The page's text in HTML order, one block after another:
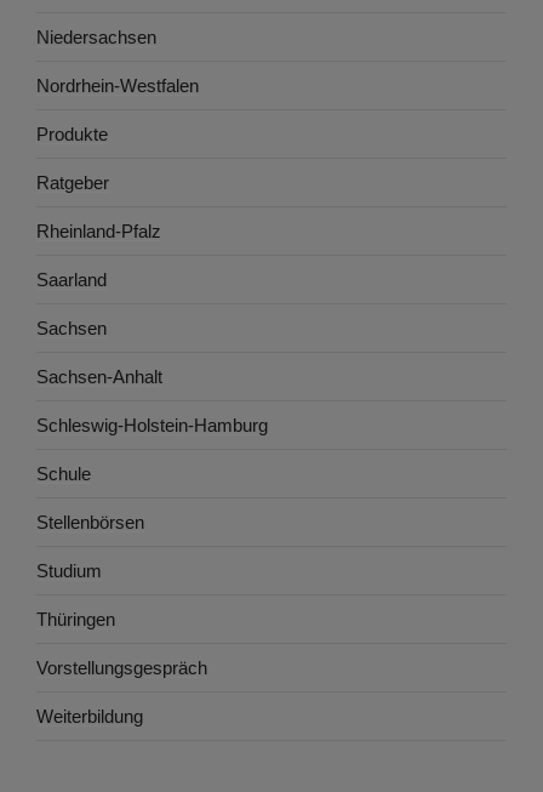
Niedersachsen
Nordrhein-Westfalen
Produkte
Ratgeber
Rheinland-Pfalz
Saarland
Sachsen
Sachsen-Anhalt
Schleswig-Holstein-Hamburg
Schule
Stellenbörsen
Studium
Thüringen
Vorstellungsgespräch
Weiterbildung